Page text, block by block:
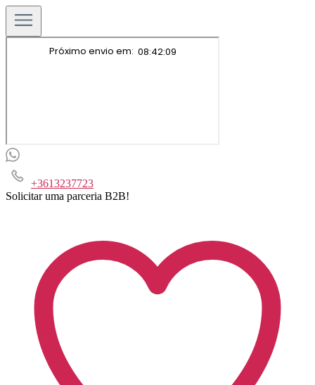
+3613237723
Solicitar uma parceria B2B!